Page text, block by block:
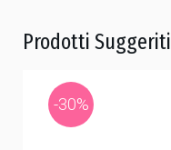
Prodotti Suggeriti
-30%